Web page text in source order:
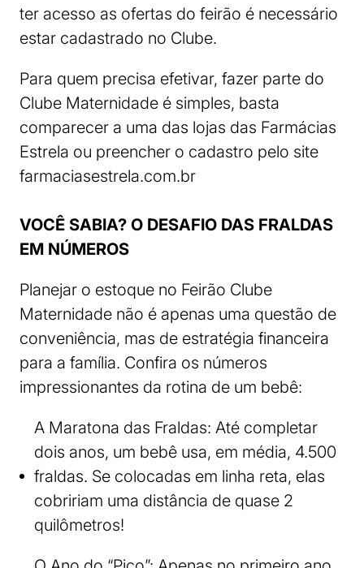
ter acesso as ofertas do feirão é necessário
estar cadastrado no Clube.
Para quem precisa efetivar, fazer parte do
Clube Maternidade é simples, basta
comparecer a uma das lojas das Farmácias
Estrela ou preencher o cadastro pelo site
farmaciasestrela.com.br
VOCÊ SABIA? O DESAFIO DAS FRALDAS
EM NÚMEROS
Planejar o estoque no Feirão Clube
Maternidade não é apenas uma questão de
conveniência, mas de estratégia financeira
para a família. Confira os números
impressionantes da rotina de um bebê:
A Maratona das Fraldas: Até completar
dois anos, um bebê usa, em média, 4.500
fraldas. Se colocadas em linha reta, elas
cobririam uma distância de quase 2
quilômetros!